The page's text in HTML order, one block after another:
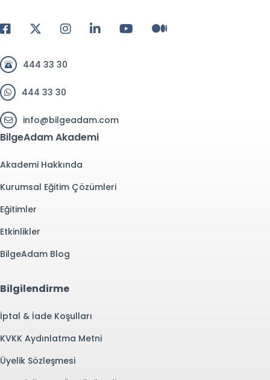
444 33 30
444 33 30
info@bilgeadam.com
BilgeAdam Akademi
Akademi Hakkında
Kurumsal Eğitim Çözümleri
Eğitimler
Etkinlikler
BilgeAdam Blog
Bilgilendirme
İptal & İade Koşulları
KVKK Aydınlatma Metni
Üyelik Sözleşmesi